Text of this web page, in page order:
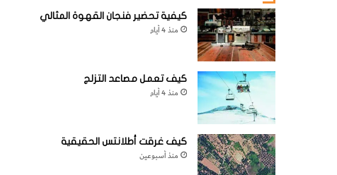
كيفية تحضير فنجان القهوة المثالي
منذ 4 أيام
كيف تعمل مصاعد التزلج
منذ 4 أيام
كيف غرقت أطلانتس الحقيقية
منذ أسبوعين